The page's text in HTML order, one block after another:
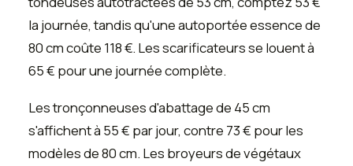
la journée, tandis qu'une autoportée essence de
80 cm coûte 118 €. Les scarificateurs se louent à
65 € pour une journée complète.
Les tronçonneuses d'abattage de 45 cm
s'affichent à 55 € par jour, contre 73 € pour les
modèles de 80 cm. Les broyeurs de végétaux